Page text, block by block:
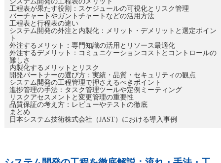
工程表が果たす役割：スケジュールの可視化とリスク管理
バーチャートやガントチャートなどの活用方法
工程表と行程表の違い
システム開発の外注と内製化：メリット・デメリットと選定ポイン
ト
外注するメリット：専門知識の活用とリソース最適化
外注するデメリット：コミュニケーションコストとコントロールの
難しさ
内製化するメリットとリスク
開発パートナーの選び方：実績・品質・セキュリティの観点
システム開発の工程管理で押さえるべきポイント
進捗管理の手法：タスク管理ツールや定例ミーティング
リスクアセスメントと変更管理の重要性
品質保証の考え方：レビューやテストの徹底
まとめ
日本システム技術株式会社（JAST）における導入事例